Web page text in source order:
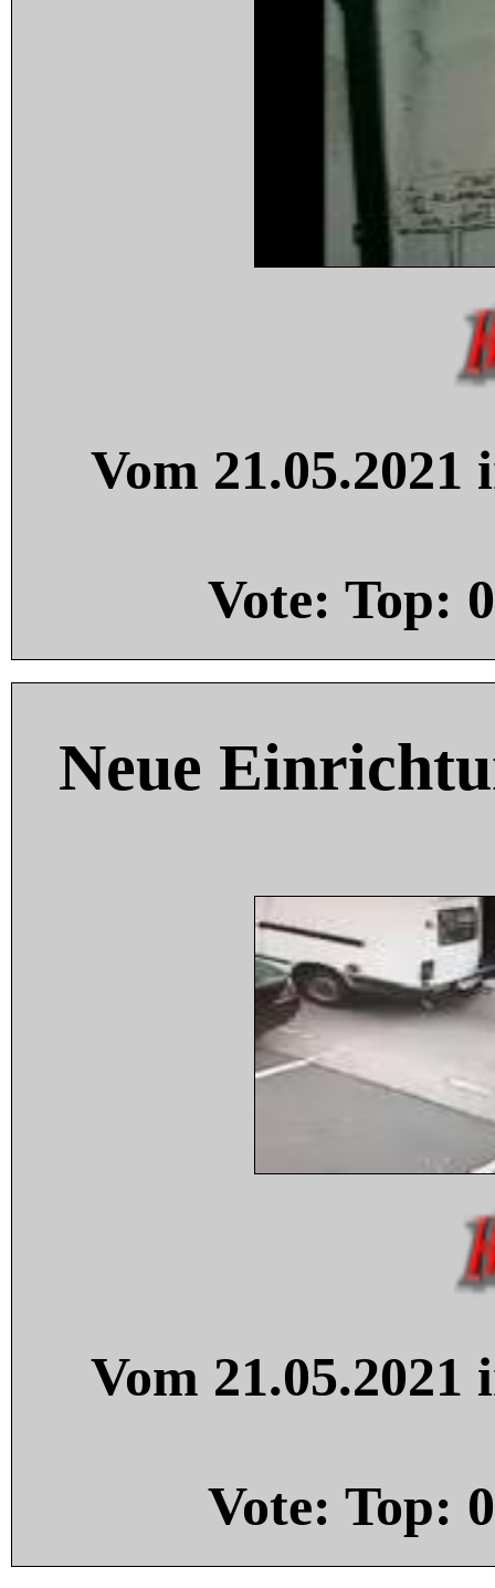
Vom
Vote: Top: 0
Neue
Vom
Vote: Top: 0